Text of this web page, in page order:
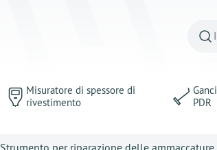
Misuratore di spessore di
rivestimento
Ganci
PDR
Strumento per riparazione delle ammaccature